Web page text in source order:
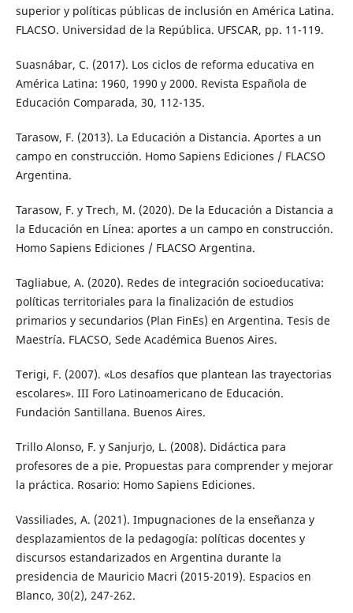
superior y políticas públicas de inclusión en América Latina.
FLACSO. Universidad de la República. UFSCAR, pp. 11-119.
Suasnábar, C. (2017). Los ciclos de reforma educativa en
América Latina: 1960, 1990 y 2000. Revista Española de
Educación Comparada, 30, 112-135.
Tarasow, F. (2013). La Educación a Distancia. Aportes a un
campo en construcción. Homo Sapiens Ediciones / FLACSO
Argentina.
Tarasow, F. y Trech, M. (2020). De la Educación a Distancia a
la Educación en Línea: aportes a un campo en construcción.
Homo Sapiens Ediciones / FLACSO Argentina.
Tagliabue, A. (2020). Redes de integración socioeducativa:
políticas territoriales para la finalización de estudios
primarios y secundarios (Plan FinEs) en Argentina. Tesis de
Maestría. FLACSO, Sede Académica Buenos Aires.
Terigi, F. (2007). «Los desafíos que plantean las trayectorias
escolares». III Foro Latinoamericano de Educación.
Fundación Santillana. Buenos Aires.
Trillo Alonso, F. y Sanjurjo, L. (2008). Didáctica para
profesores de a pie. Propuestas para comprender y mejorar
la práctica. Rosario: Homo Sapiens Ediciones.
Vassiliades, A. (2021). Impugnaciones de la enseñanza y
desplazamientos de la pedagogía: políticas docentes y
discursos estandarizados en Argentina durante la
presidencia de Mauricio Macri (2015-2019). Espacios en
Blanco, 30(2), 247-262.